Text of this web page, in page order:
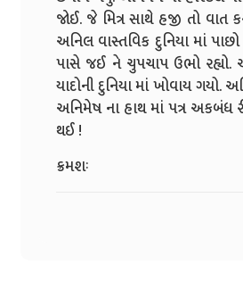
જોઈ. જે મિત્ર સાથે હજી તો
અનિલ વાસ્તવિક દુનિયા માં
પાસે જઈ ને ચુપચાપ ઉભો રહ્યો.
યાદોની દુનિયા માં ખોવાય
અનિમેષ ના હાથ માં પત્ર અકબંધ
થઈ !
ક્રમશઃ